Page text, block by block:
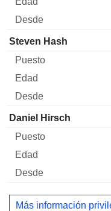
Steven Hash
Daniel Hirsch
Más información